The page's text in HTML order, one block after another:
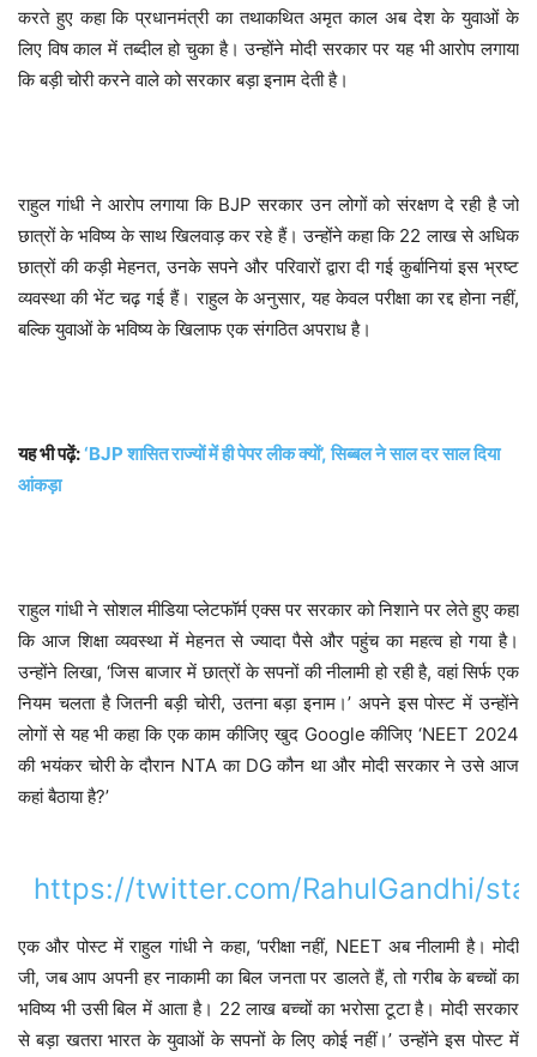
करते हुए कहा कि प्रधानमंत्री का तथाकथित अमृत काल अब देश के युवाओं के
लिए विष काल में तब्दील हो चुका है। उन्होंने मोदी सरकार पर यह भी आरोप लगाया
कि बड़ी चोरी करने वाले को सरकार बड़ा इनाम देती है।
राहुल गांधी ने आरोप लगाया कि BJP सरकार उन लोगों को संरक्षण दे रही है जो
छात्रों के भविष्य के साथ खिलवाड़ कर रहे हैं। उन्होंने कहा कि 22 लाख से अधिक
छात्रों की कड़ी मेहनत, उनके सपने और परिवारों द्वारा दी गई कुर्बानियां इस भ्रष्ट
व्यवस्था की भेंट चढ़ गई हैं। राहुल के अनुसार, यह केवल परीक्षा का रद्द होना नहीं,
बल्कि युवाओं के भविष्य के खिलाफ एक संगठित अपराध है।
यह भी पढ़ें:‘BJP शासित राज्यों में ही पेपर लीक क्यों’, सिब्बल ने साल दर साल दिया
आंकड़ा
राहुल गांधी ने सोशल मीडिया प्लेटफॉर्म एक्स पर सरकार को निशाने पर लेते हुए कहा
कि आज शिक्षा व्यवस्था में मेहनत से ज्यादा पैसे और पहुंच का महत्व हो गया है।
उन्होंने लिखा, ‘जिस बाजार में छात्रों के सपनों की नीलामी हो रही है, वहां सिर्फ एक
नियम चलता है जितनी बड़ी चोरी, उतना बड़ा इनाम।’ अपने इस पोस्ट में उन्होंने
लोगों से यह भी कहा कि एक काम कीजिए खुद Google कीजिए ‘NEET 2024
की भयंकर चोरी के दौरान NTA का DG कौन था और मोदी सरकार ने उसे आज
कहां बैठाया है?’
https://twitter.com/RahulGandhi/
एक और पोस्ट में राहुल गांधी ने कहा, ‘परीक्षा नहीं, NEET अब नीलामी है। मोदी
जी, जब आप अपनी हर नाकामी का बिल जनता पर डालते हैं, तो गरीब के बच्चों का
भविष्य भी उसी बिल में आता है। 22 लाख बच्चों का भरोसा टूटा है। मोदी सरकार
से बड़ा खतरा भारत के युवाओं के सपनों के लिए कोई नहीं।’ उन्होंने इस पोस्ट में